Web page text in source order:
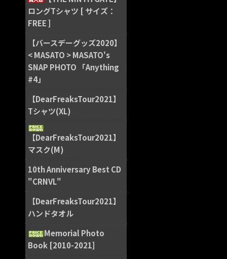
ロングTシャツ [ サイズ：
FREE ]
【バースデーグッズ2020】
< MASATO > MASATO's
SNAP PHOTO 「Anything
#4」
【DearFreaksTour2021】
Tシャツ(XL)
【DearFreaksTour2021】
マスク(M)
10th Anniversary Best CD
"CRNVL"
【DearFreaksTour2021】
ハンドタオル
Memorial Photo
Book [2010-2021]